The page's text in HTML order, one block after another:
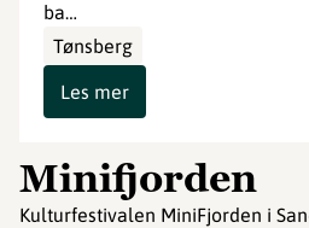
ba…
Tønsberg
Les mer
Minifjorden
Kulturfestivalen MiniFjorden i